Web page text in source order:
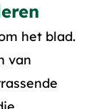
het blad.
van